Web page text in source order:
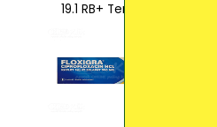
19.1 RB+ Terjual